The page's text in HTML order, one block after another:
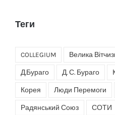
Теги
COLLEGIUM Велика
Д.Бураго Д. С. Бураго
Корея Люди Перемоги
Радянський Союз СОТИ